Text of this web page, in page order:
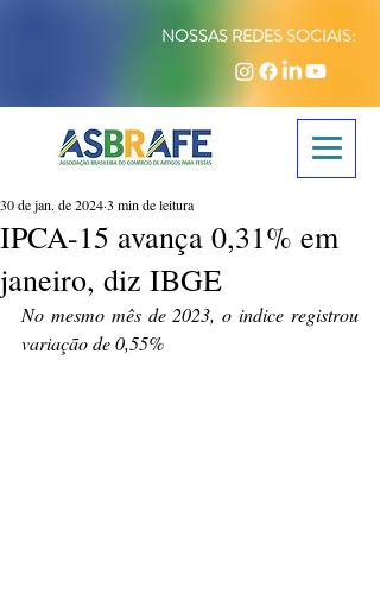
NOSSAS REDES SOCIAIS:
IPCA-15 avança 0,31% em
janeiro, diz IBGE
30 de jan. de 20243 min de leitura
No mesmo mês de 2023, o indice registrou
variação de 0,55%